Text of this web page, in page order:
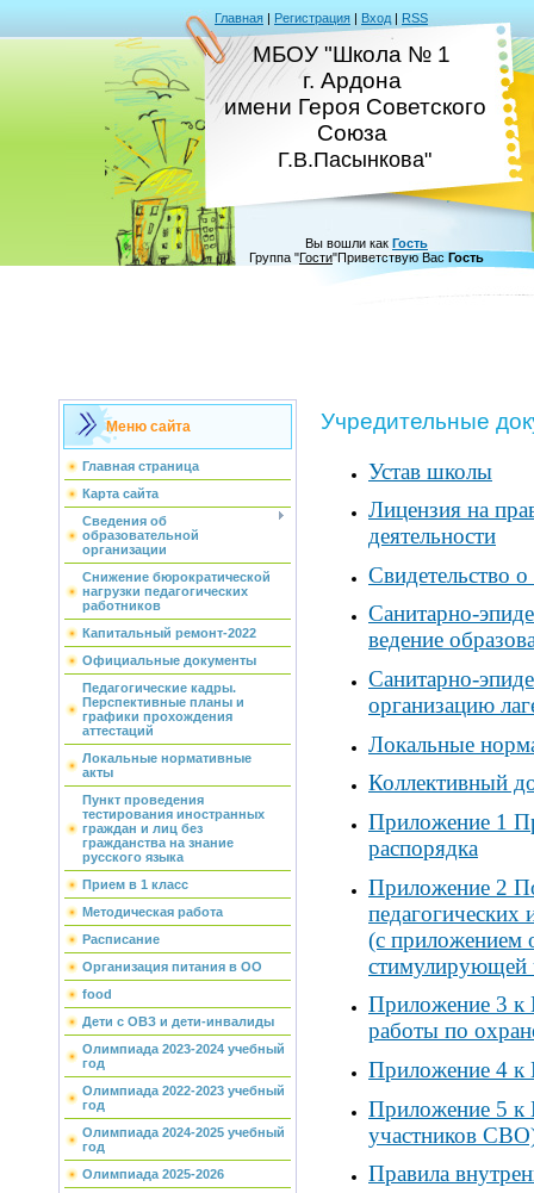
Главная | Регистрация | Вход | RSS
МБОУ "Школа № 1
г. Ардона
имени Героя Советского
Союза
Г.В.Пасынкова"
Вы вошли как Гость
Группа "Гости"Приветствую Вас Гость
Меню сайта
Главная страница
Карта сайта
Сведения об
образовательной
организации
Снижение бюрократической
нагрузки педагогических
работников
Капитальный ремонт-2022
Официальные документы
Педагогические кадры.
Перспективные планы и
графики прохождения
аттестаций
Локальные нормативные
акты
Пункт проведения
тестирования иностранных
граждан и лиц без
гражданства на знание
русского языка
Прием в 1 класс
Методическая работа
Расписание
Организация питания в ОО
food
Дети с ОВЗ и дети-инвалиды
Олимпиада 2023-2024 учебный
год
Олимпиада 2022-2023 учебный
год
Олимпиада 2024-2025 учебный
год
Олимпиада 2025-2026
Учредительные
Устав школы
Лицензия на
деятельности
Свидетельство
Санитарно-
ведение
Санитарно-
организацию
Локальные
Коллективный
Приложение 1
распорядка
Приложение 2
(с приложением
стимулирующей
Приложение 3 к
работы по
Приложение 4
Приложение 5 к
участников
Правила